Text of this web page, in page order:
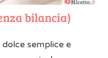
bilancia)
semplice e